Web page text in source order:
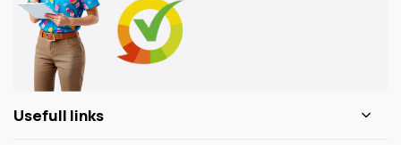
Usefull links